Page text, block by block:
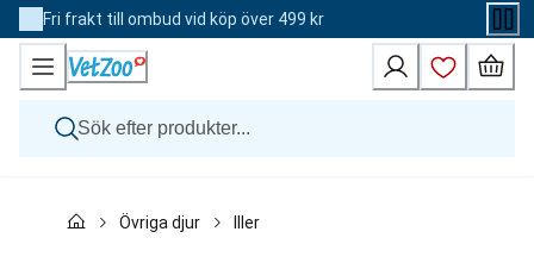
Skip
to
Content
Fri frakt till ombud vid köp över 499 kr
Katt
Övriga djur Iller